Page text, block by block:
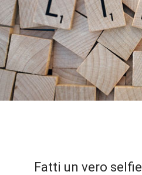
Fatti un vero